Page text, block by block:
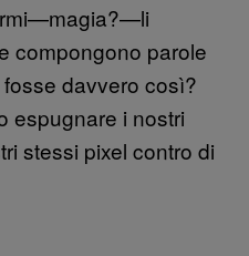
compongono parole
davvero così?
espugnare i nostri
stessi pixel contro di